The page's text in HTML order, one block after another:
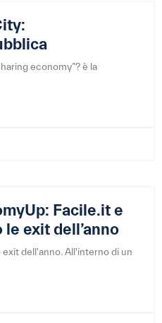
economy”? è la
Facile.it e
exit dell’anno
dell'anno. All'interno di un